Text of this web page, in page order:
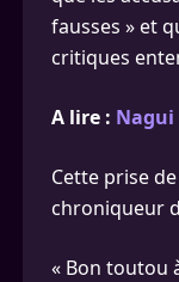
fausses » et
critiques
A lire : Nagui
Cette prise
chroniqueur
« Bon toutou